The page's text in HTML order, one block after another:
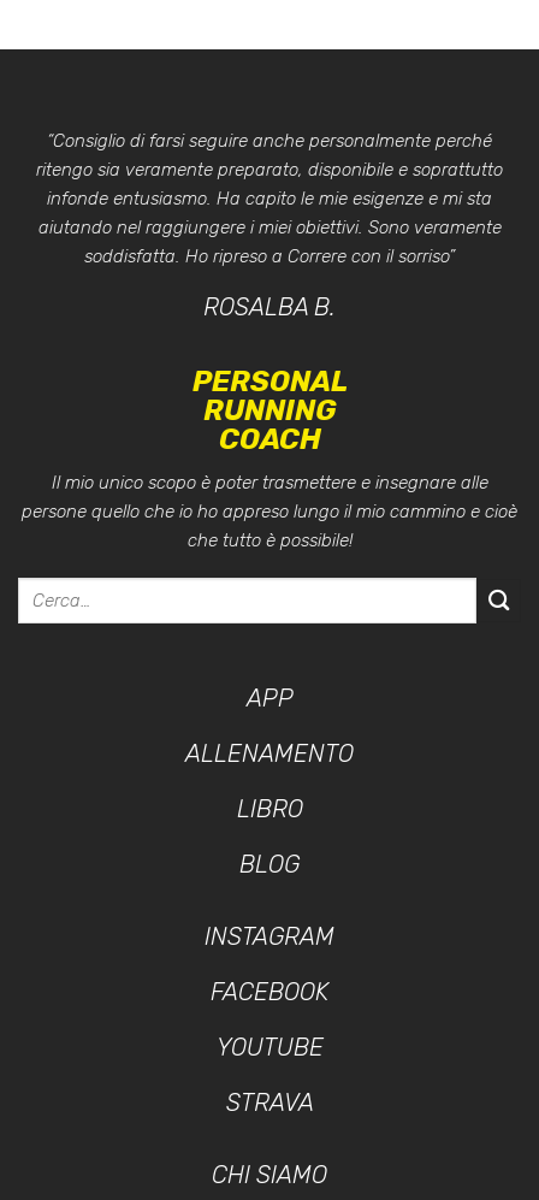
“Consiglio di farsi seguire anche personalmente perché
ritengo sia veramente preparato, disponibile e soprattutto
infonde entusiasmo. Ha capito le mie esigenze e mi sta
aiutando nel raggiungere i miei obiettivi. Sono veramente
soddisfatta. Ho ripreso a Correre con il sorriso”
ROSALBA B.
PERSONAL
RUNNING
COACH
Il mio unico scopo è poter trasmettere e insegnare alle
persone quello che io ho appreso lungo il mio cammino e cioè
che tutto è possibile!
APP
ALLENAMENTO
LIBRO
BLOG
INSTAGRAM
FACEBOOK
YOUTUBE
STRAVA
CHI SIAMO